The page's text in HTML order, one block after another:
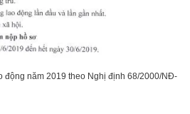
động năm 2019 theo Nghị định 68/2000/NĐ-